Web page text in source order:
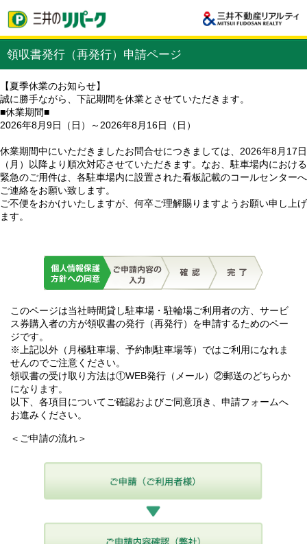
領収書発行（再発行）申請ページ
【夏季休業のお知らせ】
誠に勝手ながら、下記期間を休業とさせていただきます。
■休業期間■
2026年8月9日（日）～2026年8月16日（日）
休業期間中にいただきましたお問合せにつきましては、2026年8月17日
（月）以降より順次対応させていただきます。なお、駐車場内における
緊急のご用件は、各駐車場内に設置された看板記載のコールセンターへ
ご連絡をお願い致します。
ご不便をおかけいたしますが、何卒ご理解賜りますようお願い申し上げ
ます。
このページは当社時間貸し駐車場・駐輪場ご利用者の方、サービ
ス券購入者の方が領収書の発行（再発行）を申請するためのペー
ジです。
※上記以外（月極駐車場、予約制駐車場等）ではご利用になれま
せんのでご注意ください。
領収書の受け取り方法は①WEB発行（メール）②郵送のどちらか
になります。
以下、各項目についてご確認およびご同意頂き、申請フォームへ
お進みください。
＜ご申請の流れ＞